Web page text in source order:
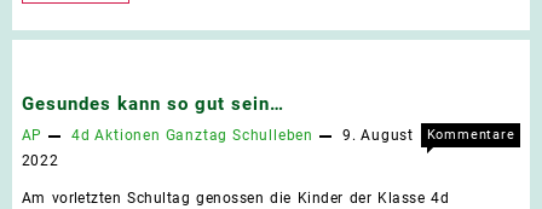
Turnhalle
Gesundes kann so gut sein…
AP 4d Aktionen Ganztag Schulleben
9. August
2022
Kommentare
Am vorletzten Schultag genossen die Kinder der Klasse 4d